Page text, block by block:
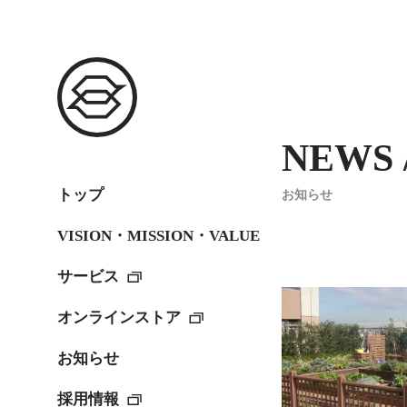
トップ
VISION・MISSION・VALUE
サービス
オンラインストア
お知らせ
採用情報
NEWS
お知らせ